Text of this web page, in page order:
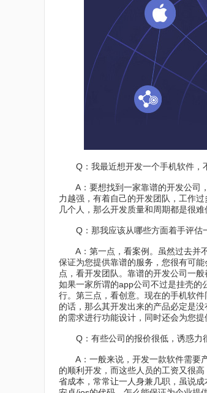
Q：我最近想开发一个手机软件，
A：要想找到一家靠谱的开发公司，
力越强，有着自己的开发团队，工作
几个人，那么开发质量和周期都是很难
Q：那我应该从哪些方面着手评估
A：第一点，看案例。虽然过去并不
保证为您提供靠谱的服务，您很有可
点，看开发团队。靠谱的开发公司一
如果一家所谓的app公司不过是挂壳的
行。第三点，看创意。现在的手机软
的话，那么其开发出来的产品必定是
的需求进行功能设计，同时还会为您
Q：有些公司的报价很低，诱惑力
A：一般来说，开发一款软件需要产
的顺利开发，而这些人员的工资又很
省成本，常常让一人身兼几职，虽说